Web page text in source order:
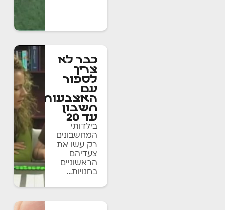
כבר לא
צריך
לספור
עם
האצבעות!
חשבון
עד 20
בילדותי
המחשבונים
רק עשו את
צעדיהם
הראשוניים
בחנויות…